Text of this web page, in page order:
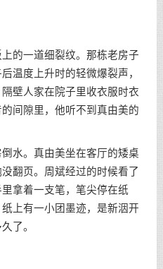
一道细裂纹。那栋老房子
温度上升时的轻微爆裂声，
壁人家在院子里收衣服时衣
间隙里，他听不到真由美的
。真由美坐在客厅的矮桌
翻页。周斌经过的时候看了
拿着一支笔，笔尖停在纸
上有一小团墨迹，是新洇开
了。